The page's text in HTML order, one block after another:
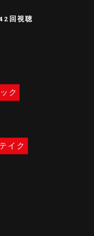
回視聴
ク
イク